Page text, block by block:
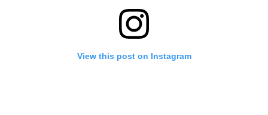
View this post on Instagram